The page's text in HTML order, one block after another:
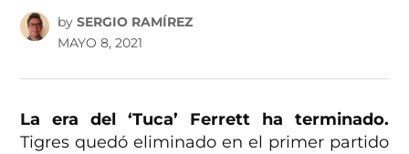
by SERGIO RAMÍREZ
MAYO 8, 2021
La era del ‘Tuca’ Ferrett ha terminado.
Tigres quedó eliminado en el primer partido